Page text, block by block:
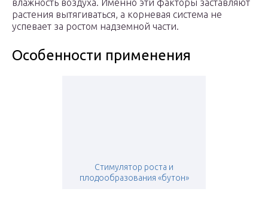
влажность воздуха. Именно эти факторы заставляют
растения вытягиваться, а корневая система не
успевает за ростом надземной части.
Особенности применения
Стимулятор роста и
плодообразования «бутон»